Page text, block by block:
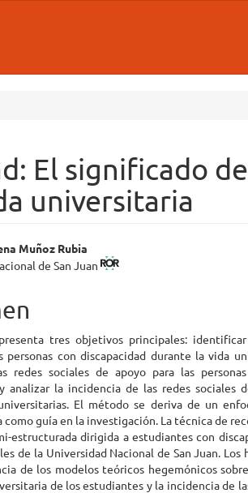
El significado
universitaria
Muñoz Rubia
de San Juan
tres objetivos principales:
personas con discapacidad durante la vida
redes sociales de apoyo para las
analizar la incidencia de las redes sociales
El método se deriva de un
como guía en la investigación. La técnica de
estructurada dirigida a estudiantes con
de la Universidad Nacional de San Juan.
de los modelos teóricos hegemónicos
de los estudiantes y la incidencia de